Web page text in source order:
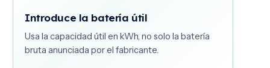
Introduce la batería útil
Usa la capacidad útil en kWh, no solo la batería
bruta anunciada por el fabricante.